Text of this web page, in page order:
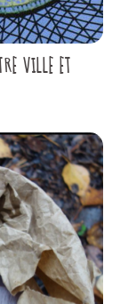
VILLE ET